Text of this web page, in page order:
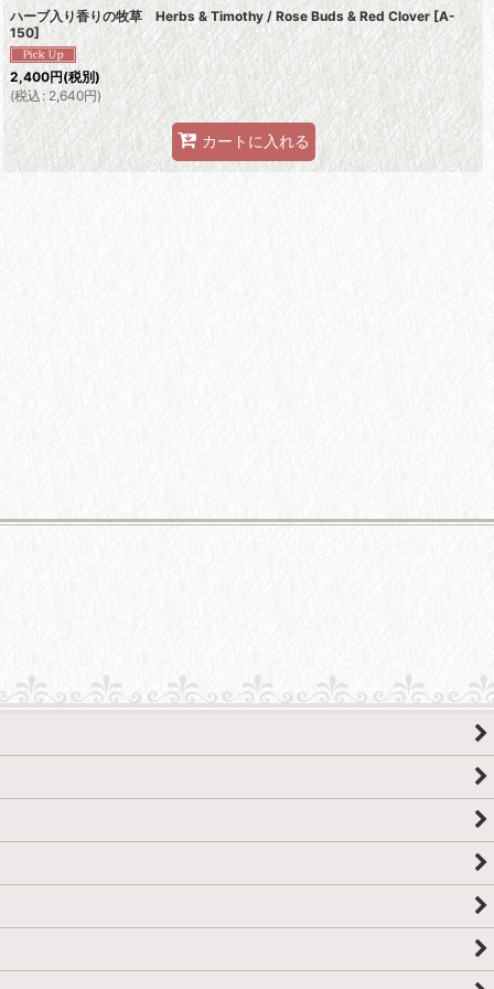
ハーブ入り香りの牧草 Herbs & Timothy / Rose Buds & Red Clover [A-
150]
2,400円(税別)
(税込: 2,640円)
カートに入れる